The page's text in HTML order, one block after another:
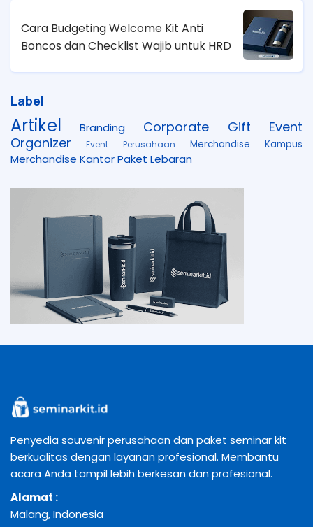
Cara Budgeting Welcome Kit Anti
Boncos dan Checklist Wajib untuk HRD
Label
Artikel Branding Corporate Gift
Event
Organizer
Event Perusahaan Merchandise Kampus
Merchandise KantorPaket Lebaran
Penyedia souvenir perusahaan dan paket seminar kit
berkualitas dengan layanan profesional. Membantu
acara Anda tampil lebih berkesan dan profesional.
Alamat :
Malang, Indonesia